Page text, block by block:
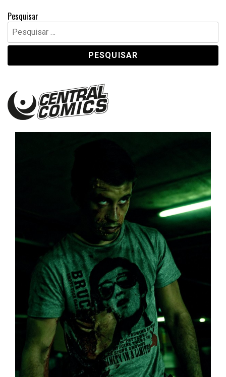
Pesquisar
Pesquisar
por:
Central Comics